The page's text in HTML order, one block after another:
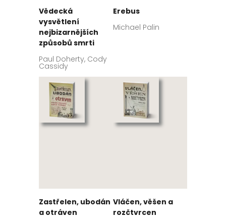
Vědecká
vysvětlení
nejbizarnějších
způsobů smrti
Paul Doherty, Cody
Cassidy
Erebus
Michael Palin
Zastřelen, ubodán
a otráven
Vláčen, věšen a
rozčtvrcen